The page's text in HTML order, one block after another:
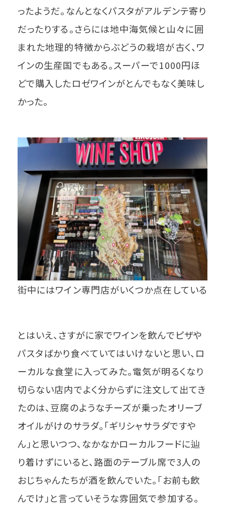
ったようだ。なんとなくパスタがアルデンテ寄り
だったりする。さらには地中海気候と山々に囲
まれた地理的特徴からぶどうの栽培が古く、ワ
インの生産国でもある。スーパーで1000円ほ
どで購入したロゼワインがとんでもなく美味し
かった。
街中にはワイン専門店がいくつか点在している
とはいえ、さすがに家でワインを飲んでピザや
パスタばかり食べていてはいけないと思い、ロ
ーカルな食堂に入ってみた。電気が明るくなり
切らない店内でよく分からずに注文して出てき
たのは、豆腐のようなチーズが乗ったオリーブ
オイルがけのサラダ。「ギリシャサラダですや
ん」と思いつつ、なかなかローカルフードに辿
り着けずにいると、路面のテーブル席で3人の
おじちゃんたちが酒を飲んでいた。「お前も飲
んでけ」と言っていそうな雰囲気で参加する。